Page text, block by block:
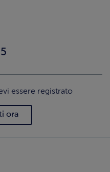
essere registrato
ora